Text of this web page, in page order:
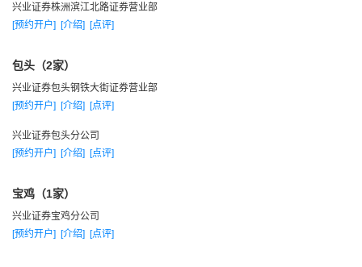
兴业证券株洲滨江北路证券营业部
[预约开户] [介绍] [点评]
包头（2家）
兴业证券包头钢铁大街证券营业部
[预约开户] [介绍] [点评]
兴业证券包头分公司
[预约开户] [介绍] [点评]
宝鸡（1家）
兴业证券宝鸡分公司
[预约开户] [介绍] [点评]